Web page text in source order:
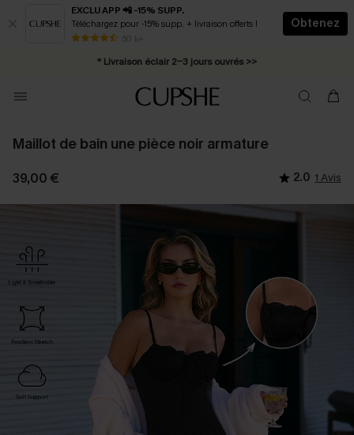
EXCLU APP 📲 -15% SUPP.
Téléchargez pour -15% supp. + livraison offerts !
50 k+
Obtenez
* Livraison éclair 2-3 jours ouvrés >>
Abonnement E-mail : -25% dès 4 achetés >>
Maillot de bain une pièce noir armature
39,00 € 2.0 1 Avis